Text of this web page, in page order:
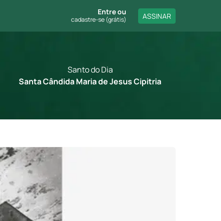
Entreou
cadastre-se (grátis) ASSINAR
Santo do Dia
Santa Cândida Maria de Jesus Cipitria